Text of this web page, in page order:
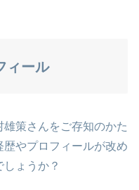
ィール
策さんをご存知のかた
やプロフィールが改め
ょうか？